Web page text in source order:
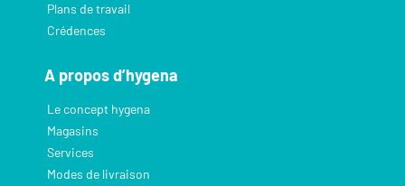
Plans de travail
Crédences
A propos d’hygena
Le concept hygena
Magasins
Services
Modes de livraison